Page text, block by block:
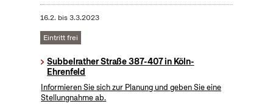
16.2. bis3.3.2023
Eintritt frei
Subbelrather Straße 387-407 in Köln-
Ehrenfeld
Informieren Sie sich zur Planung und geben Sie eine
Stellungnahme ab.